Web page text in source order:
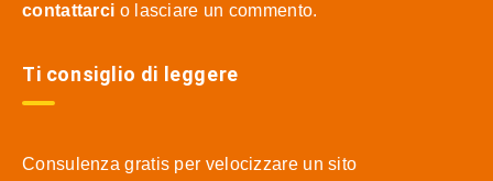
contattarci o lasciare un commento.
Ti consiglio di leggere
Consulenza gratis per velocizzare un sito